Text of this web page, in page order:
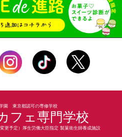
園 東京都認可の専修学校
フェ専門学校
更予定）厚生労働大臣指定 製菓衛生師養成施設